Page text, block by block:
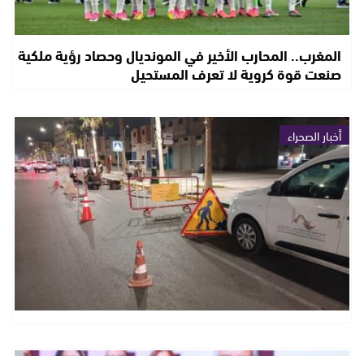
المغرب.. المحارب الأخير في المونديال وحصاد رؤية ملكية
صنعت قوة كروية لا تعرف المستحيل
أخبار الصحراء